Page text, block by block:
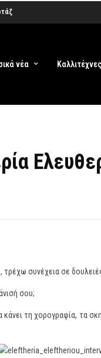
νέα Καλλιτέχνες
συνέχεια σε
σου;
κάνει τη χορογραφία, τα